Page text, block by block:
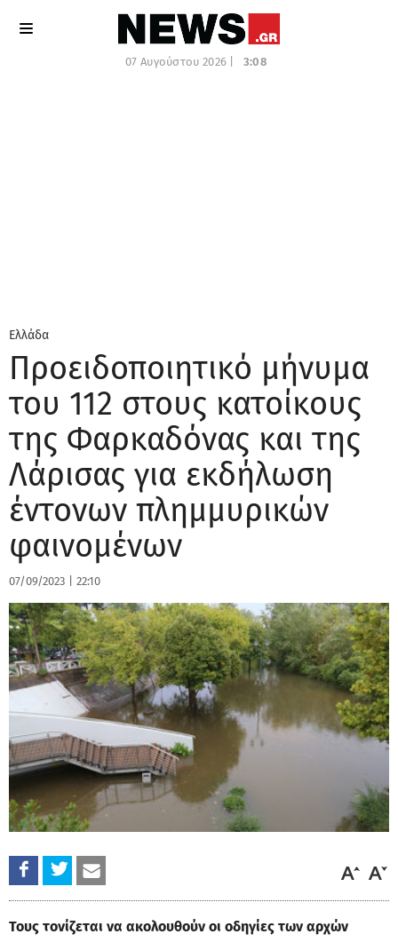
07 Αυγούστου 2026 | 3:08
Ελλάδα
Προειδοποιητικό μήνυμα
του 112 στους κατοίκους
της Φαρκαδόνας και της
Λάρισας για εκδήλωση
έντονων πλημμυρικών
φαινομένων
07/09/2023 22:10
Τους τονίζεται να ακολουθούν οι οδηγίες των αρχών